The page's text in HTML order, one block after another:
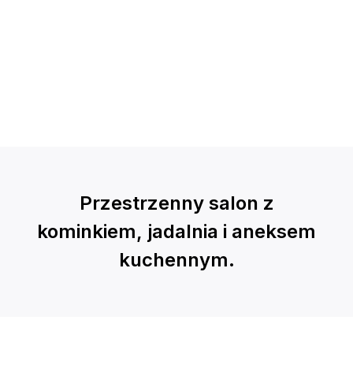
Przestrzenny salon z
kominkiem, jadalnia i aneksem
kuchennym.